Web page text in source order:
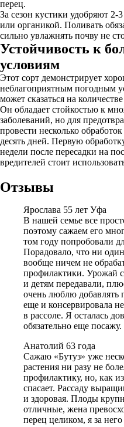
перец.
За сезон кустики удобряют
или органикой. Поливать
сильно увлажнять почву не
Устойчивость к
условиям
Этот сорт демонстрирует
неблагоприятным погодным
может сказаться на
Он обладает стойкостью к
заболеваний, но для
провести несколько
десять дней. Первую
недели после пересадки на
вредителей стоит
Отзывы
Ярослава 55 лет Уфа
В нашей семье все
поэтому сажаем его
том году попробовали
Порадовало, что ни
вообще ничем не
профилактики. Урожай
и детям передавали,
очень люблю добавлять
еще и консервировала
в рассоле. Я осталась
обязательно еще посажу.
Анатолий 63 года
Сажаю «Бутуз» уже
растения ни разу не
профилактику, но, как
спасает. Рассаду
и здоровая. Плоды
отличные, жена
перец целиком, я за